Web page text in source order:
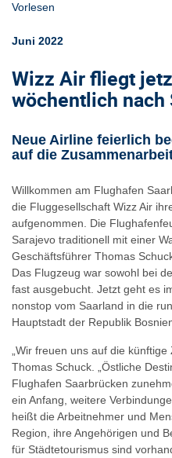
Vorlesen
Juni 2022
Wizz Air fliegt
wöchentlich nach
Neue Airline feierlich
auf die
Willkommen am Flughafen
die Fluggesellschaft Wizz Air
aufgenommen. Die
Sarajevo traditionell mit einer
Geschäftsführer Thomas
Das Flugzeug war sowohl bei
fast ausgebucht. Jetzt geht es
nonstop vom Saarland in die
Hauptstadt der Republik
„Wir freuen uns auf die
Thomas Schuck. „Östliche
Flughafen Saarbrücken
ein Anfang, weitere
heißt die Arbeitnehmer und
Region, ihre Angehörigen und
für Städtetourismus sind